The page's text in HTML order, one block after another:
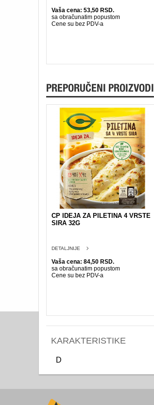
Vaša cena: 53,50 RSD.
sa obračunatim popustom
Cene su bez PDV-a
PREPORUČENI PROIZVODI
CP IDEJA ZA PILETINA 4 VRSTE
SIRA 32G
DETALJNIJE
Vaša cena: 84,50 RSD.
sa obračunatim popustom
Cene su bez PDV-a
KARAKTERISTIKE
D